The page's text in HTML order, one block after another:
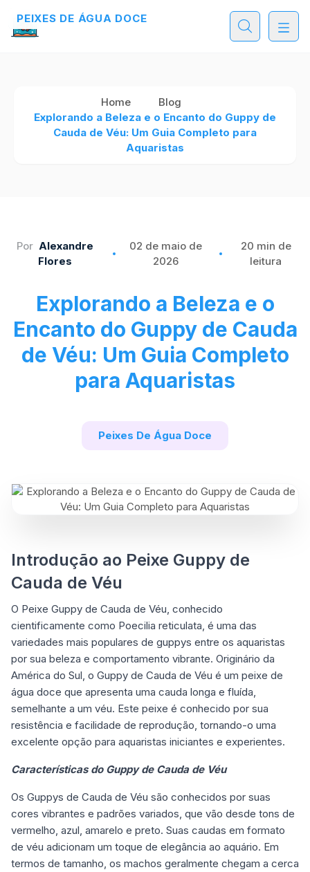
Home
Blog
Explorando a Beleza e o Encanto do Guppy de
Cauda de Véu: Um Guia Completo para
Aquaristas
Por Alexandre
Flores
02 de maio de
2026
20 min de
leitura
Explorando a Beleza e o
Encanto do Guppy de Cauda
de Véu: Um Guia Completo
para Aquaristas
Peixes De Água Doce
Introdução ao Peixe Guppy de
Cauda de Véu
O Peixe Guppy de Cauda de Véu, conhecido
cientificamente como Poecilia reticulata, é uma das
variedades mais populares de guppys entre os aquaristas
por sua beleza e comportamento vibrante. Originário da
América do Sul, o Guppy de Cauda de Véu é um peixe de
água doce que apresenta uma cauda longa e fluída,
semelhante a um véu. Este peixe é conhecido por sua
resistência e facilidade de reprodução, tornando-o uma
excelente opção para aquaristas iniciantes e experientes.
Características do Guppy de Cauda de Véu
Os Guppys de Cauda de Véu são conhecidos por suas
cores vibrantes e padrões variados, que vão desde tons de
vermelho, azul, amarelo e preto. Suas caudas em formato
de véu adicionam um toque de elegância ao aquário. Em
termos de tamanho, os machos geralmente chegam a cerca
PEIXES DE ÁGUA DOCE